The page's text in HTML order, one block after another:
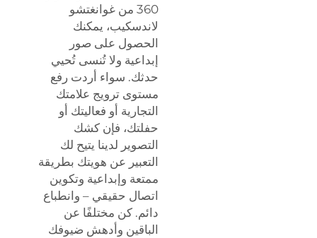
360 من غوانغتشو
لاندسكيب، يمكنك
الحصول على صور
إبداعية ولا تُنسى تُحيي
حدثك. سواء أردت رفع
مستوى ترويج علامتك
التجارية أو فعاليتك أو
حفلتك، فإن كشك
التصوير لدينا يتيح لك
التعبير عن هويتك بطريقة
ممتعة وإبداعية وتكوين
اتصال حقيقي – وانطباع
دائم. كن مختلفًا عن
الباقين وأدهش ضيوفك